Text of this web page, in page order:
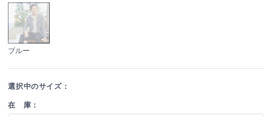
ブルー
選択中のサイズ：
在 庫：